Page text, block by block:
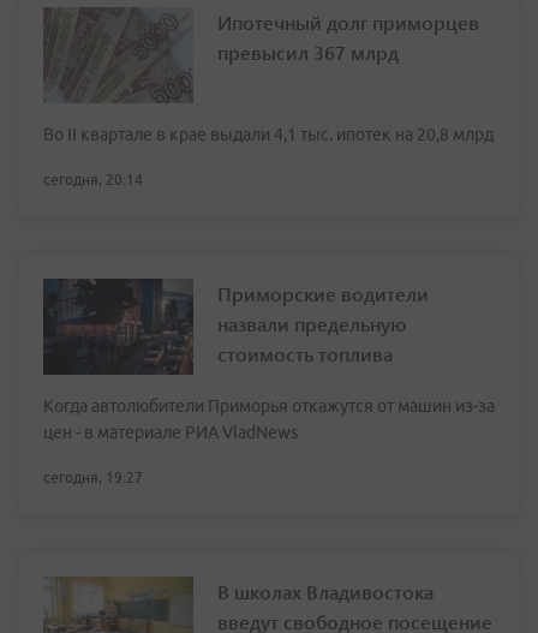
Ипотечный долг приморцев
превысил 367 млрд
Во II квартале в крае выдали 4,1 тыс. ипотек на 20,8 млрд
сегодня, 20:14
Приморские водители
назвали предельную
стоимость топлива
Когда автолюбители Приморья откажутся от машин из-за
цен - в материале РИА VladNews
сегодня, 19:27
В школах Владивостока
введут свободное посещение